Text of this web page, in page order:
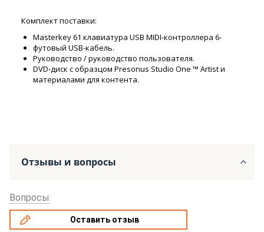
Комплект поставки:
Masterkey 61 клавиатура USB MIDI-контроллера 6-
футовый USB-кабель.
Руководство / руководство пользователя.
DVD-диск с образцом Presonus Studio One ™ Artist и
материалами для контента.
Отзывы и вопросы
Вопросы
Оставить отзыв